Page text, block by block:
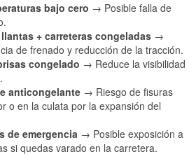
bajo cero → Posible falla de
+ carreteras congeladas →
de frenado y reducción de la tracción.
congelado → Reduce la visibilidad
anticongelante → Riesgo de fisuras
o en la culata por la expansión del
de emergencia → Posible exposición a
si quedas varado en la carretera.